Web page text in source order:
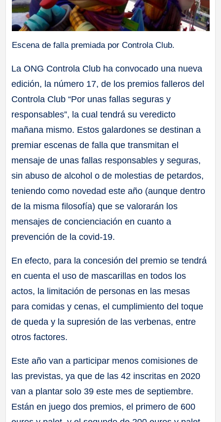
Escena de falla premiada por Controla Club.
La ONG Controla Club ha convocado una nueva
edición, la número 17, de los premios falleros del
Controla Club “Por unas fallas seguras y
responsables”, la cual tendrá su veredicto
mañana mismo. Estos galardones se destinan a
premiar escenas de falla que transmitan el
mensaje de unas fallas responsables y seguras,
sin abuso de alcohol o de molestias de petardos,
teniendo como novedad este año (aunque dentro
de la misma filosofía) que se valorarán los
mensajes de concienciación en cuanto a
prevención de la covid-19.
En efecto, para la concesión del premio se tendrá
en cuenta el uso de mascarillas en todos los
actos, la limitación de personas en las mesas
para comidas y cenas, el cumplimiento del toque
de queda y la supresión de las verbenas, entre
otros factores.
Este año van a participar menos comisiones de
las previstas, ya que de las 42 inscritas en 2020
van a plantar solo 39 este mes de septiembre.
Están en juego dos premios, el primero de 600